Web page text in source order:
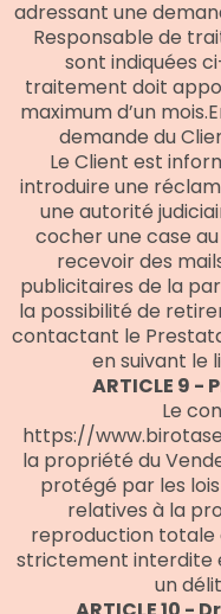
adressant une
Responsable de
sont indiquées
traitement doit
maximum d’un
demande du
Le Client est
introduire une
une autorité
cocher une case
recevoir des
publicitaires de la
la possibilité de
contactant le
en suivant le
ARTICLE 9
Le
https://
la propriété du
protégé par les
relatives à la
reproduction totale
strictement interdite
un